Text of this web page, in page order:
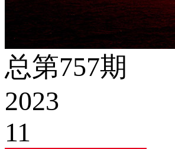
总第757期
2023
11